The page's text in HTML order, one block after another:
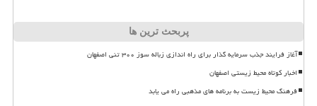
پربحث ترین ها
آغاز فرایند جذب سرمایه گذار برای راه اندازی زباله سوز ۳۰۰ تنی اصفهان
اخبار کوتاه محیط زیستی اصفهان
فرهنگ محیط زیست به برنامه های مذهبی راه می یابد